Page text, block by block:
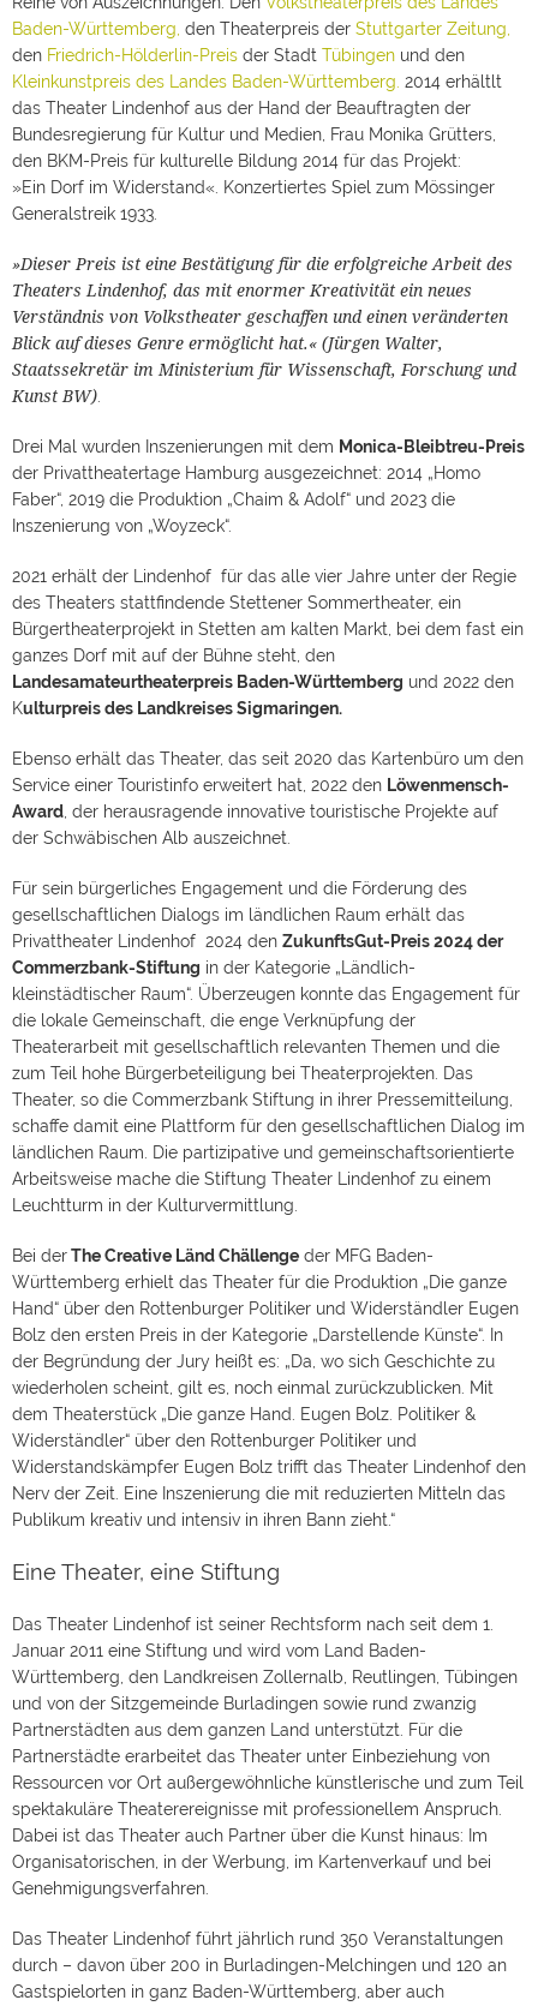
Baden-Württemberg, den Theaterpreis der Stuttgarter Zeitung,
den Friedrich-Hölderlin-Preis der Stadt Tübingen und den
Kleinkunstpreis des Landes Baden-Württemberg. 2014 erhältlt
das Theater Lindenhof aus der Hand der Beauftragten der
Bundesregierung für Kultur und Medien, Frau Monika Grütters,
den BKM-Preis für kulturelle Bildung 2014 für das Projekt:
»Ein Dorf im Widerstand«. Konzertiertes Spiel zum Mössinger
Generalstreik 1933.
»Dieser Preis ist eine Bestätigung für die erfolgreiche Arbeit des
Theaters Lindenhof, das mit enormer Kreativität ein neues
Verständnis von Volkstheater geschaffen und einen veränderten
Blick auf dieses Genre ermöglicht hat.« (Jürgen Walter,
Staatssekretär im Ministerium für Wissenschaft, Forschung und
Kunst BW)
Drei Mal wurden Inszenierungen mit dem Monica-Bleibtreu-Preis
der Privattheatertage Hamburg ausgezeichnet: 2014 „Homo
Faber“, 2019 die Produktion „Chaim & Adolf“ und 2023 die
Inszenierung von „Woyzeck“.
2021 erhält der Lindenhof für das alle vier Jahre unter der Regie
des Theaters stattfindende Stettener Sommertheater, ein
Bürgertheaterprojekt in Stetten am kalten Markt, bei dem fast ein
ganzes Dorf mit auf der Bühne steht, den
Landesamateurtheaterpreis Baden-Württemberg und 2022 den
Kulturpreis des Landkreises Sigmaringen.
Ebenso erhält das Theater, das seit 2020 das Kartenbüro um den
Service einer Touristinfo erweitert hat, 2022 den Löwenmensch-
Award , der herausragende innovative touristische Projekte auf
der Schwäbischen Alb auszeichnet.
Für sein bürgerliches Engagement und die Förderung des
gesellschaftlichen Dialogs im ländlichen Raum erhält das
Privattheater Lindenhof 2024 den ZukunftsGut-Preis 2024 der
Commerzbank-Stiftung in der Kategorie „Ländlich-
kleinstädtischer Raum“. Überzeugen konnte das Engagement für
die lokale Gemeinschaft, die enge Verknüpfung der
Theaterarbeit mit gesellschaftlich relevanten Themen und die
zum Teil hohe Bürgerbeteiligung bei Theaterprojekten. Das
Theater, so die Commerzbank Stiftung in ihrer Pressemitteilung,
schaffe damit eine Plattform für den gesellschaftlichen Dialog im
ländlichen Raum. Die partizipative und gemeinschaftsorientierte
Arbeitsweise mache die Stiftung Theater Lindenhof zu einem
Leuchtturm in der Kulturvermittlung.
Bei derThe Creative Länd Chällenge der MFG Baden-
Württemberg erhielt das Theater für die Produktion „Die ganze
Hand“ über den Rottenburger Politiker und Widerständler Eugen
Bolz den ersten Preis in der Kategorie „Darstellende Künste“. In
der Begründung der Jury heißt es: „Da, wo sich Geschichte zu
wiederholen scheint, gilt es, noch einmal zurückzublicken. Mit
dem Theaterstück „Die ganze Hand. Eugen Bolz. Politiker &
Widerständler“ über den Rottenburger Politiker und
Widerstandskämpfer Eugen Bolz trifft das Theater Lindenhof den
Nerv der Zeit. Eine Inszenierung die mit reduzierten Mitteln das
Publikum kreativ und intensiv in ihren Bann zieht.“
Eine Theater, eine Stiftung
Das Theater Lindenhof ist seiner Rechtsform nach seit dem 1.
Januar 2011 eine Stiftung und wird vom Land Baden-
Württemberg, den Landkreisen Zollernalb, Reutlingen, Tübingen
und von der Sitzgemeinde Burladingen sowie rund zwanzig
Partnerstädten aus dem ganzen Land unterstützt. Für die
Partnerstädte erarbeitet das Theater unter Einbeziehung von
Ressourcen vor Ort außergewöhnliche künstlerische und zum Teil
spektakuläre Theaterereignisse mit professionellem Anspruch.
Dabei ist das Theater auch Partner über die Kunst hinaus: Im
Organisatorischen, in der Werbung, im Kartenverkauf und bei
Genehmigungsverfahren.
Das Theater Lindenhof führt jährlich rund 350 Veranstaltungen
durch – davon über 200 in Burladingen-Melchingen und 120 an
Gastspielorten in ganz Baden-Württemberg, aber auch